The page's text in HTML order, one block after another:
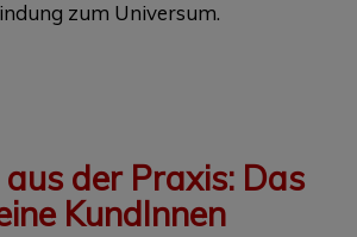
zum Universum.
der Praxis: Das
KundInnen